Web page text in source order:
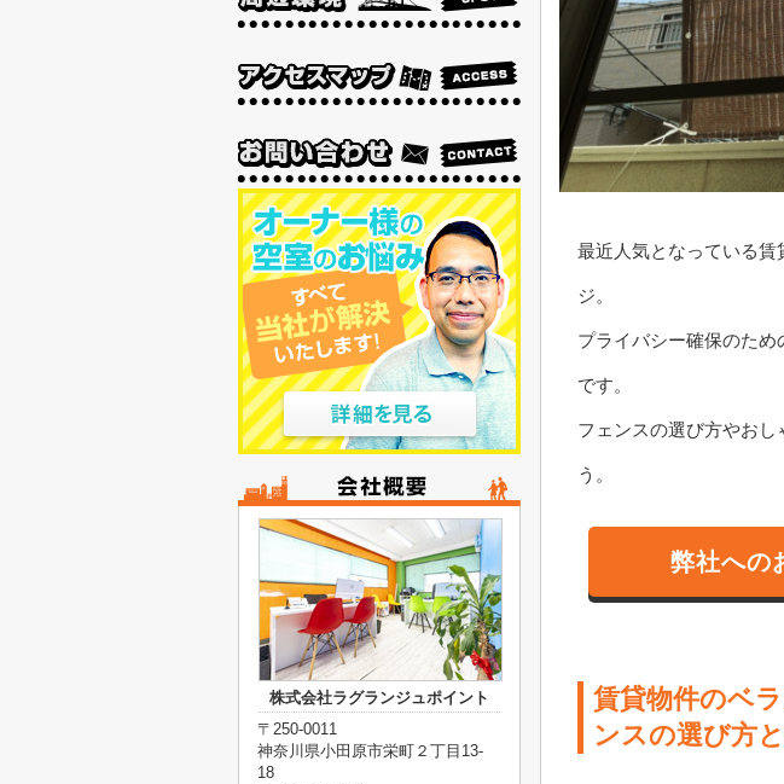
最近人気となっている
ジ。
プライバシー確保のた
です。
フェンスの選び方やおし
う。
弊社への
賃貸物件のベ
ンスの選び方
株式会社ラグランジュポイント
〒250-0011
神奈川県小田原市栄町２丁目13-
18